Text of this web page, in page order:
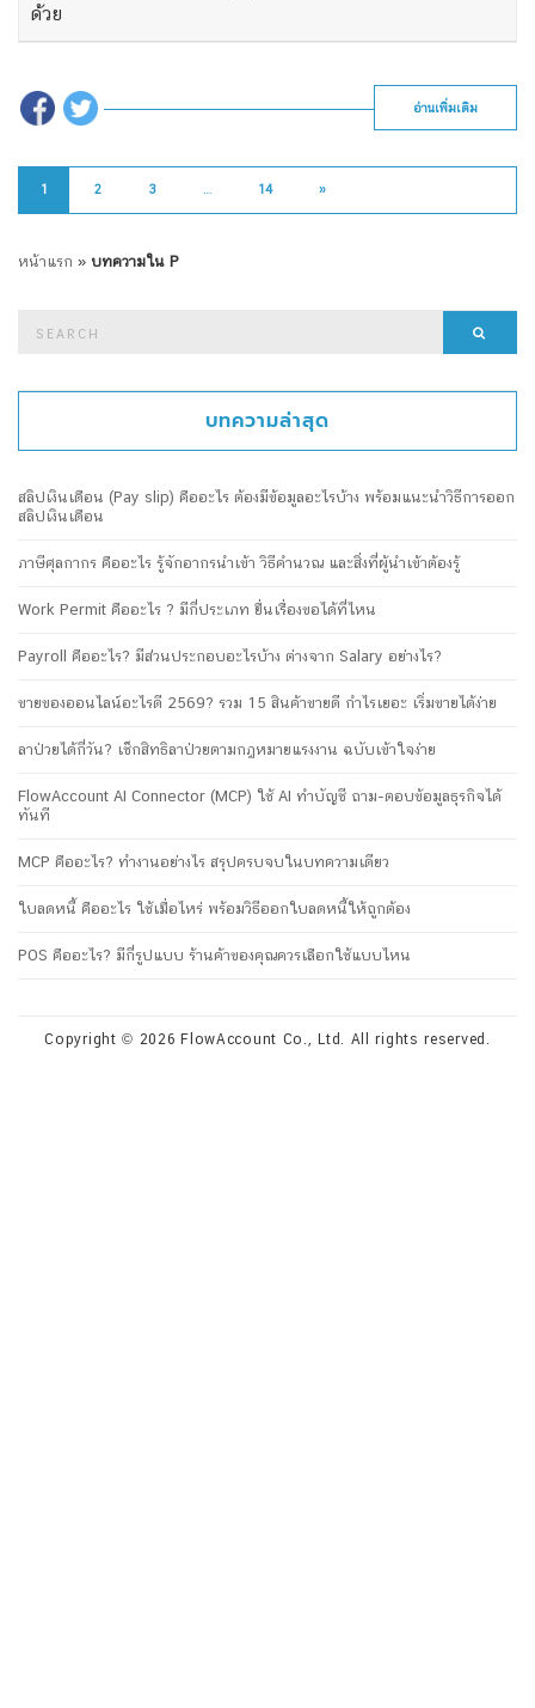
ด้วย
อ่านเพิ่มเติม
1 2 3 … 14 »
หน้าแรก » บทความใน P
for:
บทความล่าสุด
สลิปเงินเดือน (Pay slip) คืออะไร ต้องมีข้อมูลอะไรบ้าง พร้อมแนะนำวิธีการออก
สลิปเงินเดือน
ภาษีศุลกากร คืออะไร รู้จักอากรนำเข้า วิธีคำนวณ และสิ่งที่ผู้นำเข้าต้องรู้
Work Permit คืออะไร ? มีกี่ประเภท ยื่นเรื่องขอได้ที่ไหน
Payroll คืออะไร? มีส่วนประกอบอะไรบ้าง ต่างจาก Salary อย่างไร?
ขายของออนไลน์อะไรดี 2569? รวม 15 สินค้าขายดี กำไรเยอะ เริ่มขายได้ง่าย
ลาป่วยได้กี่วัน? เช็กสิทธิลาป่วยตามกฎหมายแรงงาน ฉบับเข้าใจง่าย
FlowAccount AI Connector (MCP) ใช้ AI ทำบัญชี ถาม-ตอบข้อมูลธุรกิจได้
ทันที
MCP คืออะไร? ทำงานอย่างไร สรุปครบจบในบทความเดียว
ใบลดหนี้ คืออะไร ใช้เมื่อไหร่ พร้อมวิธีออกใบลดหนี้ให้ถูกต้อง
POS คืออะไร? มีกี่รูปแบบ ร้านค้าของคุณควรเลือกใช้แบบไหน
Copyright © 2026 FlowAccount Co., Ltd. All rights reserved.